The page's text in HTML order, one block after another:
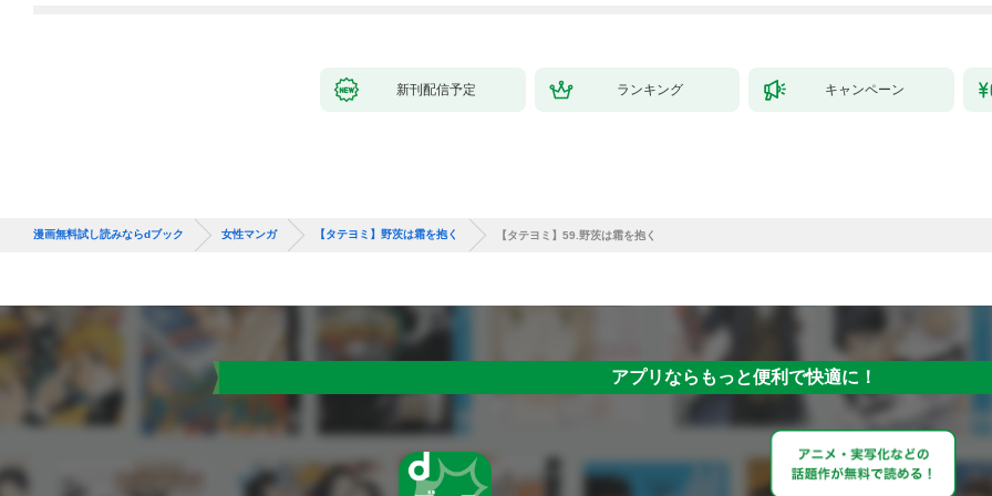
新刊配信予定 ランキング キャンペーン
漫画無料試し読みならdブック 女性マンガ 【タテヨミ】野茨は霜を抱く 【タテヨミ】59.野茨は霜を抱く
アプリならもっと便利で快適に！